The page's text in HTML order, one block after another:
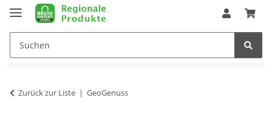
Zurück zur Liste GeoGenuss